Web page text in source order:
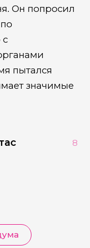
Он попросил
с
пытался
значимые
8